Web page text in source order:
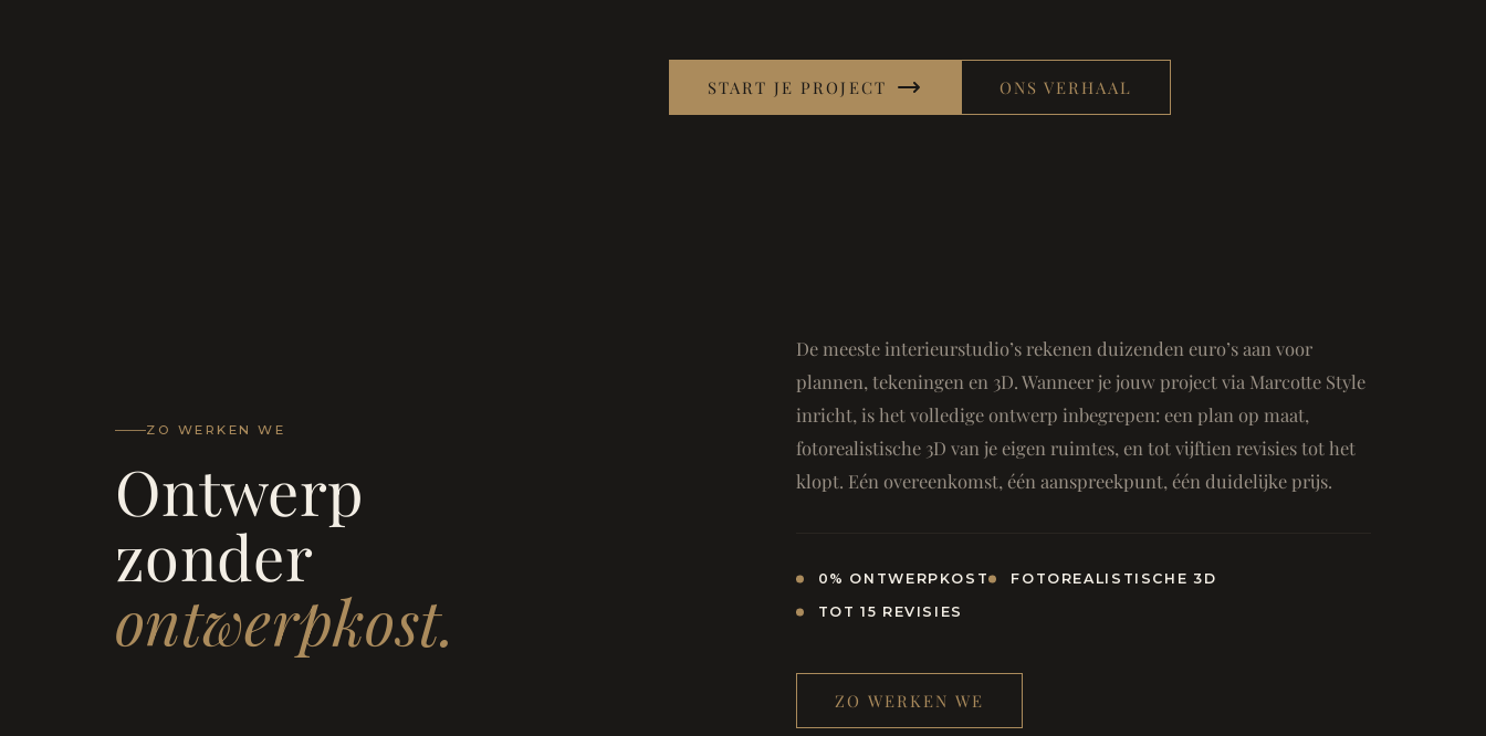
START JE PROJECT ONS VERHAAL
ZO WERKEN WE
Ontwerp
zonder
ontwerpkost.
De meeste interieurstudio’s rekenen duizenden euro’s aan voor
plannen, tekeningen en 3D. Wanneer je jouw project via Marcotte Style
inricht, is het volledige ontwerp inbegrepen: een plan op maat,
fotorealistische 3D van je eigen ruimtes, en tot vijftien revisies tot het
klopt. Eén overeenkomst, één aanspreekpunt, één duidelijke prijs.
0% ONTWERPKOST
FOTOREALISTISCHE 3D
TOT 15 REVISIES
ZO WERKEN WE